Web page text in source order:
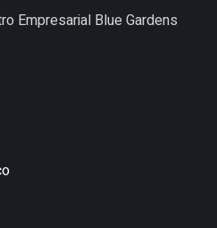
Empresarial Blue Gardens